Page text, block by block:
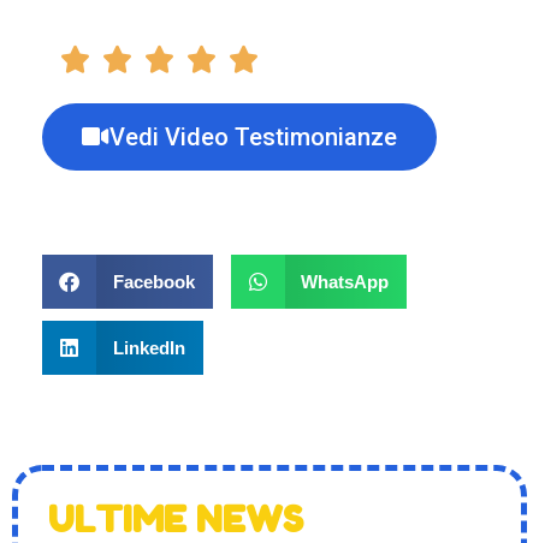
Vedi Video Testimonianze
Facebook WhatsApp
LinkedIn
ULTIME NEWS